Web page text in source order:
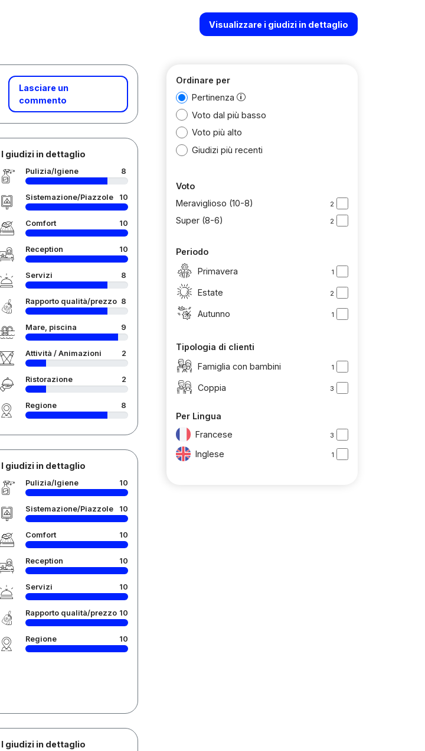
Visualizzare i giudizi in dettaglio
Lasciare un
commento
I giudizi in dettaglio
Pulizia/Igiene 8
Sistemazione/Piazzole 10
Comfort 10
Reception 10
Servizi 8
Rapporto qualità/prezzo 8
Mare, piscina 9
Attività / Animazioni 2
Ristorazione 2
Regione 8
I giudizi in dettaglio
Pulizia/Igiene 10
Sistemazione/Piazzole 10
Comfort 10
Reception 10
Servizi 10
Rapporto qualità/prezzo 10
Regione 10
I giudizi in dettaglio
Ordinare per
Pertinenza
Voto dal più basso
Voto più alto
Giudizi più recenti
Voto
Meraviglioso (10-8)
2
Super (8-6) 2
Periodo
Primavera
1
Estate 2
Autunno 1
Tipologia di clienti
Famiglia con bambini
1
Coppia 3
Per Lingua
Francese
3
Inglese 1